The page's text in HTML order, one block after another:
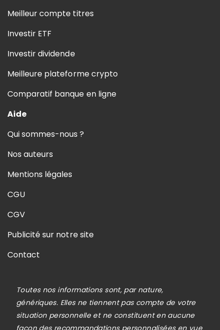
Meilleur compte titres
Investir ETF
Investir dividende
Meilleure plateforme crypto
Comparatif banque en ligne
Aide
Qui sommes-nous ?
Nos auteurs
Mentions légales
CGU
CGV
Publicité sur notre site
Contact
Toutes nos informations sont, par nature,
génériques. Elles ne tiennent pas compte de votre
situation personnelle et ne constituent en aucune